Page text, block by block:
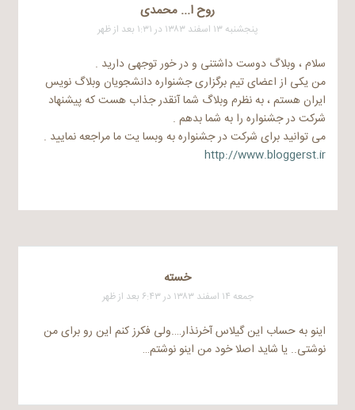
روح ا... محمدی
پنجشنبه ۱۳ اسفند ۱۳۸۳ در ۱:۳۱ بعد از ظهر
سلام ، وبلاگ دوست داشتنی و در خور توجهی دارید .
من یکی از اعضای تیم برگزاری جشنواره دانشجویان وبلاگ نویس
ایران هستم ، به نظرم وبلاگ شما آنقدر جذاب هست که پیشنهاد
شرکت در جشنواره را به شما بدهم .
می توانید برای شرکت در جشنواره به وبسا یت ما مراجعه نمایید .
http://www.bloggerst.ir
خسته
جمعه ۱۴ اسفند ۱۳۸۳ در ۶:۴۳ بعد از ظهر
اینو به حساب این گیلاس آخرنذار….ولی فکرز کنم این رو برای من
نوشتی.. یا شاید اصلا خود من اینو نوشتم…